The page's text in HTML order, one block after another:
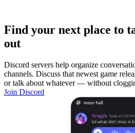
Find your next place to
out
Discord servers help organize
channels. Discuss that newest game
or talk about whatever — without
Join Discord